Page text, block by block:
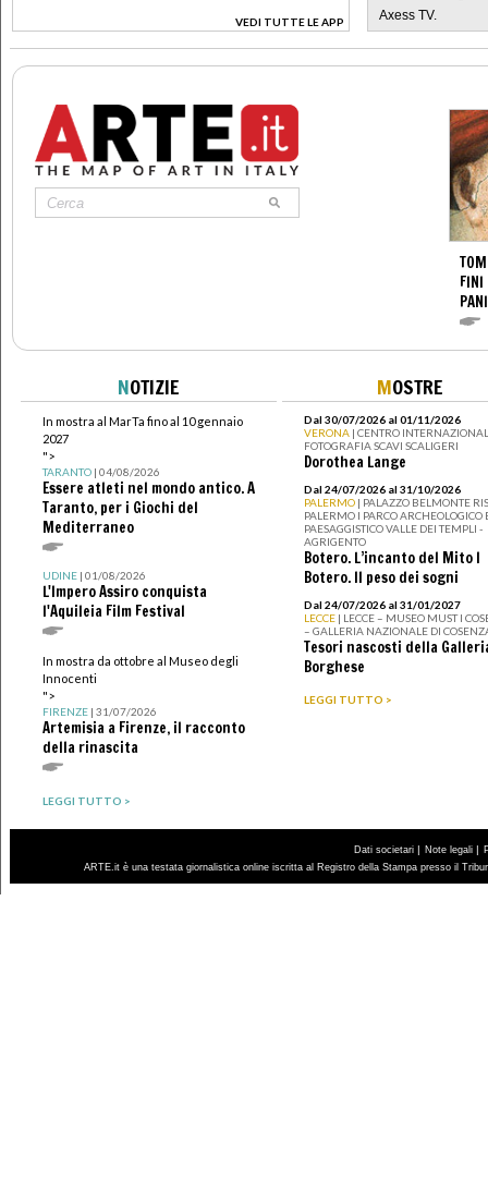
VEDI TUTTE LE APP
>
Axess TV.
FINI
NOTIZIE
In mostra al MarTa fino al 10 gennaio
2027
">
TARANTO| 04/08/2026
Essere atleti nel mondo antico. A
Taranto, per i Giochi del
Mediterraneo
UDINE| 01/08/2026
L'Impero Assiro conquista
l'Aquileia Film Festival
In mostra da ottobre al Museo degli
Innocenti
">
FIRENZE| 31/07/2026
Artemisia a Firenze, il racconto
della rinascita
LEGGI TUTTO >
MOSTRE
Dal 30/07/2026 al 01/11/2026
VERONA | CENTRO
FOTOGRAFIA SCAVI SCALIGERI
Dorothea Lange
Dal 24/07/2026 al 31/10/2026
PALERMO | PALAZZO BELMONTE
PALERMO I PARCO ARCHEOLOGICO
PAESAGGISTICO VALLE DEI TEMPLI -
AGRIGENTO
Botero. L’incanto del Mito I
Botero. Il peso dei sogni
Dal 24/07/2026 al 31/01/2027
LECCE | LECCE – MUSEO MUST I
– GALLERIA NAZIONALE DI
Tesori nascosti della
Borghese
LEGGI TUTTO >
Dati societari | Note legali |
ARTE.it è una testata giornalistica online iscritta al Registro della Stampa presso il